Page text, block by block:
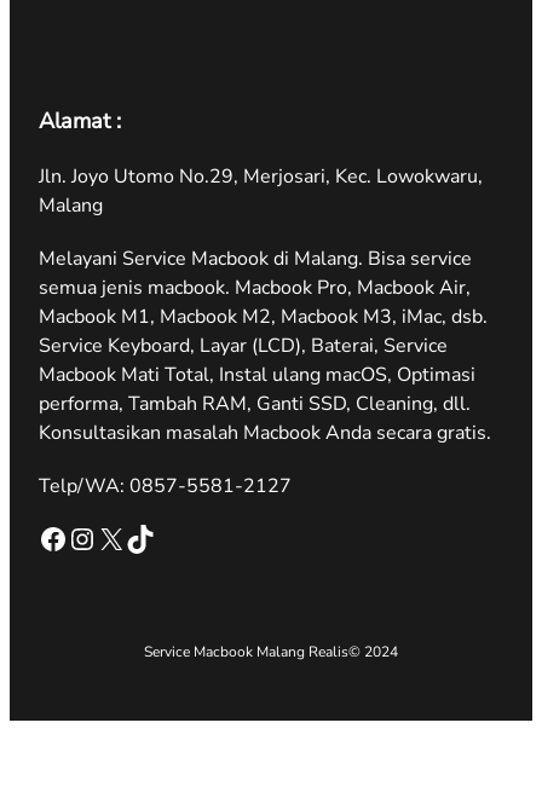
Alamat :
Jln. Joyo Utomo No.29, Merjosari, Kec. Lowokwaru,
Malang
Melayani Service Macbook di Malang. Bisa service
semua jenis macbook. Macbook Pro, Macbook Air,
Macbook M1, Macbook M2, Macbook M3, iMac, dsb.
Service Keyboard, Layar (LCD), Baterai, Service
Macbook Mati Total, Instal ulang macOS, Optimasi
performa, Tambah RAM, Ganti SSD, Cleaning, dll.
Konsultasikan masalah Macbook Anda secara gratis.
Telp/WA: 0857-5581-2127
Facebook Instagram X TikTok
Service Macbook Malang Realis© 2024